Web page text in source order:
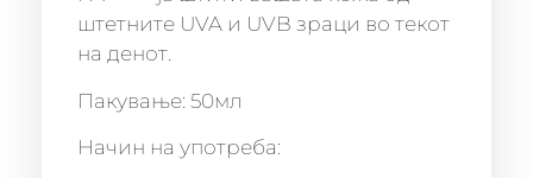
штетните UVA и UVB зраци во текот
на денот.
Пакување: 50мл
Начин на употреба: